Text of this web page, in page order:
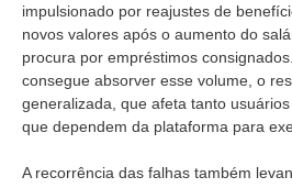
impulsionado por reajustes de
novos valores após o aumento do
procura por empréstimos
consegue absorver esse volume, o
generalizada, que afeta tanto
que dependem da plataforma para
A recorrência das falhas também